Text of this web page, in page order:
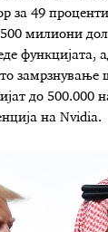
за 49
милиони
функцијата,
замрзнување
до 500.000
на Nvidia.